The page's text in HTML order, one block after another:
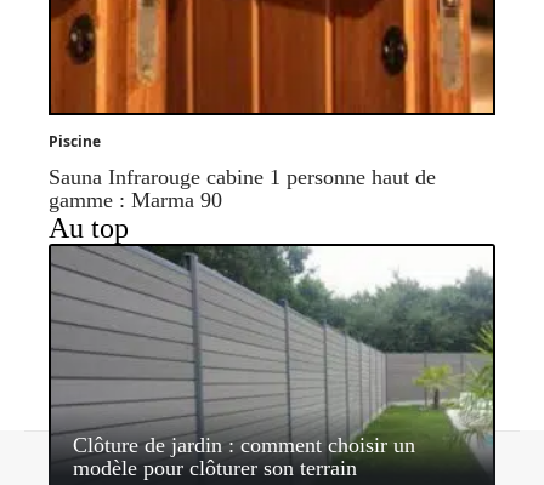
Piscine
Sauna Infrarouge cabine 1 personne haut de
gamme : Marma 90
Au top
Clôture de jardin : comment choisir un
modèle pour clôturer son terrain
Contact Mentions légales Sitemap